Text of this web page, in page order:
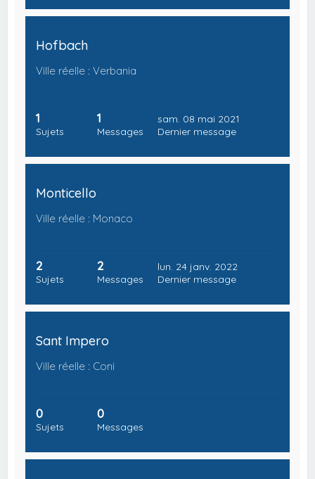
Hofbach
Ville réelle : Verbania
1
Sujets
1
Messages
sam. 08 mai 2021
Dernier message
Monticello
Ville réelle : Monaco
2
Sujets
2
Messages
lun. 24 janv. 2022
Dernier message
Sant Impero
Ville réelle : Coni
0
Sujets
0
Messages